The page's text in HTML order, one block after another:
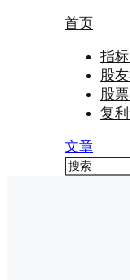
首页
指标
股
股
复
文章